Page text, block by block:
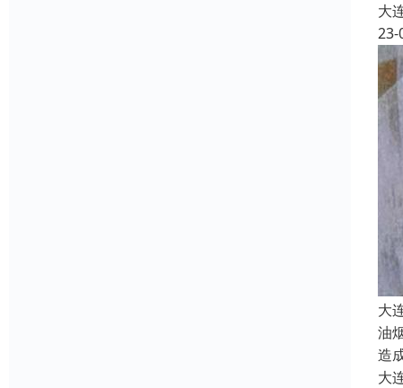
大
23-
大
油
造
大